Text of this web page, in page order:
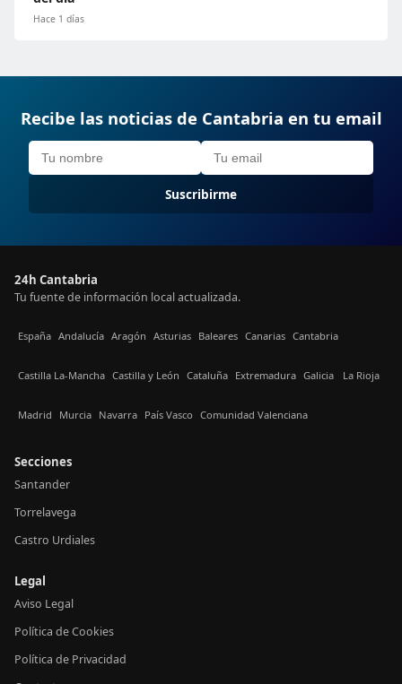
Hace 1 días
Recibe las noticias de Cantabria en tu email
Suscribirme
24h Cantabria
Tu fuente de información local actualizada.
España Andalucía Aragón Asturias Baleares Canarias Cantabria
Castilla La-Mancha Castilla y León Cataluña Extremadura Galicia La Rioja
Madrid Murcia Navarra País Vasco Comunidad Valenciana
Secciones
Santander
Torrelavega
Castro Urdiales
Legal
Aviso Legal
Política de Cookies
Política de Privacidad